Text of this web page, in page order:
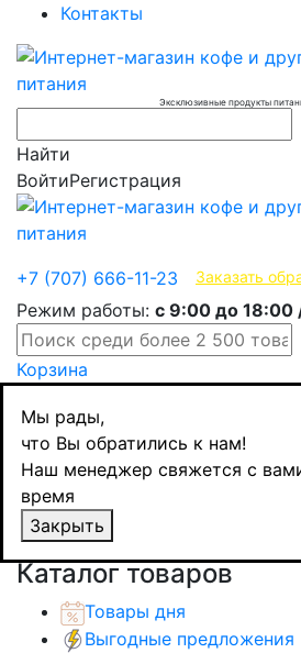
Контакты
Эксклюзивные продукты
Найти
ВойтиРегистрация
+7 (707) 666-11-23 Заказать
Режим работы: с 9:00 до 18:00
Корзина
Мы рады,
что Вы обратились к нам!
Наш менеджер свяжется с
время
Закрыть
Кондитерские изделия
Плиточный шоколад
Nelly шоколад молочный
карамельной начинкой, 85
Назадтоваров
Каталог товаров
Товары дня
Выгодные предложения